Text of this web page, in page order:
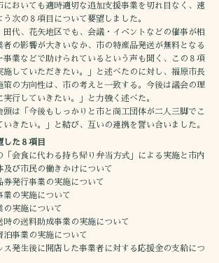
においても適時適切な追加支援事業を切れ目なく、速
次の８項目について要望しました。
代、花矢地区でも、会議・イベントなどの催事が相
者の影響が大きいなか、市の特産品発送が無料となる
事業などで助けられているという声も聞く、この８項
施していただきたい。」と述べたのに対し、福原市長
策の方向性は、市の考えと一致する。今後は議会の理
行していきたい。」と力強く述べた。
は「今後もしっかりと市と商工団体が二人三脚でこ
いきたい。」と結び、互いの連携を誓い合いました。
した８項目
「会食に代わる持ち帰り弁当方式」による実施と市内
び市民の働きかけについて
券発行事業の実施について
業の実施について
の実施について
時の送料助成事業の実施について
泊事業の実施について
ス発生後に開店した事業者に対する応援金の支給につ